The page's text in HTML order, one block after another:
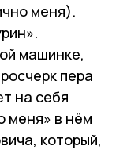
меня).
машинке,
пера
на себя
меня» в нём
который,